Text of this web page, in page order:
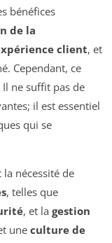
bénéfices
de la
client, et
Cependant, ce
Il ne suffit pas de
il est essentiel
qui se
nécessité de
, telles que
, et la gestion
une culture de